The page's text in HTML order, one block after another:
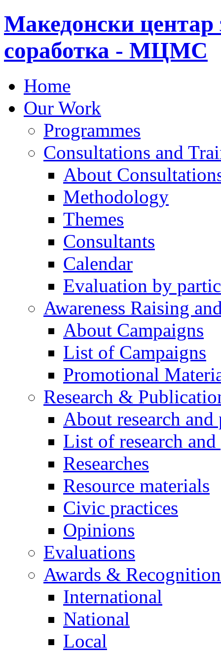
Македонски центар
соработка - МЦМС
Home
Our Work
Programmes
Consultations and
About
Methodology
Themes
Consultants
Calendar
Evaluation by
Awareness Raising
About Campaigns
List of Campaigns
Promotional
Research &
About research
List of research
Researches
Resource materials
Civic practices
Opinions
Evaluations
Awards &
International
National
Local